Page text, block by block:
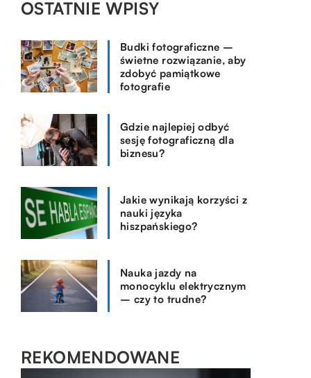
OSTATNIE WPISY
Budki fotograficzne –
świetne rozwiązanie, aby
zdobyć pamiątkowe
fotografie
Gdzie najlepiej odbyć
sesję fotograficzną dla
biznesu?
Jakie wynikają korzyści z
nauki języka
hiszpańskiego?
Nauka jazdy na
monocyklu elektrycznym
– czy to trudne?
REKOMENDOWANE